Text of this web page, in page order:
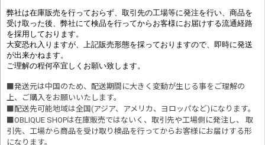
弊社は在庫販売を行っておらず、取引先の工場等に発注を行い、商品を
受け取った後、弊社にて検品を行ってからお客様にお届けする流通経路
を採用しております。
大変恐れ入りますが、上記販売形態を採っておりますので、即時に発送
が出来かねます。
ご理解の程何卒宜しくお願い致します。
■発送元は中国のため、配送期間に大きく変動が生じる事をご理解の
上、ご購入をお願いいたします。
■配送先可能地域は全国(アジア、アメリカ、ヨロッパなど)になります。
■OBLIQUE SHOPは在庫販売ではないく、取引先や工場側に発注し、 取
引先、工場から商品を受け取り検品を行ってからお客様にお届けする形
になります。